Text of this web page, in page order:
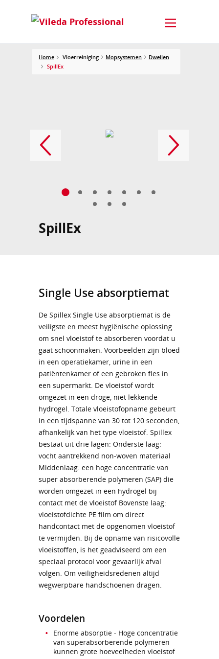
Home Vloerreiniging Mopsystemen
Dweilen
SpillEx
SpillEx
Single Use absorptiemat
De Spillex Single Use absorptiemat is de
veiligste en meest hygiënische oplossing
om snel vloeistof te absorberen voordat u
gaat schoonmaken. Voorbeelden zijn bloed
in een operatiekamer, urine in een
patiëntenkamer of een gebroken fles in
een supermarkt. De vloeistof wordt
omgezet in een droge, niet lekkende
hydrogel. Totale vloeistofopname gebeurt
in een tijdspanne van 30 tot 120 seconden,
afhankelijk van het type vloeistof. Spillex
bestaat uit drie lagen: Onderste laag:
vocht aantrekkend non-woven materiaal
Middenlaag: een hoge concentratie van
super absorberende polymeren (SAP) die
worden omgezet in een hydrogel bij
contact met de vloeistof Bovenste laag:
vloeistofdichte PE film om direct
handcontact met de opgenomen vloeistof
te vermijden. Bij de opname van risicovolle
vloeistoffen, is het geadviseerd om een
speciaal protocol voor gevaarlijk afval
volgen. Om veiligheidsredenen altijd
wegwerpbare handschoenen dragen.
Voordelen
Enorme absorptie - Hoge concentratie
van superabsorberende polymeren
kunnen grote hoeveelheden vloeistof